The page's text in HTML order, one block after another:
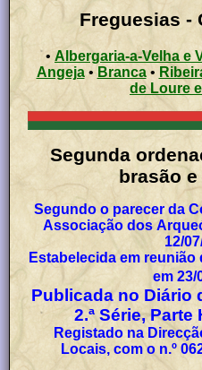
Freguesias -
• Albergaria-a-Velha e
Angeja• Branca•
de Loure
Segunda
brasão
Segundo o parecer da
Associação dos
12/
Estabelecida em
em 23/
Publicada no Diário
2.ª Série, Parte
Registado na
Locais, com o n.º